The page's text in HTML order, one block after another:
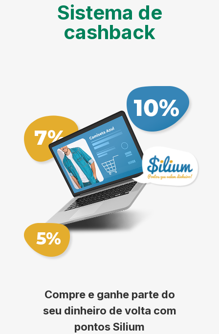
Sistema de
cashback
Compre e ganhe parte do
seu dinheiro de volta com
pontos Silium